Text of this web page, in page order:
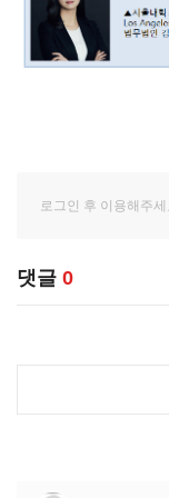
댓글 0